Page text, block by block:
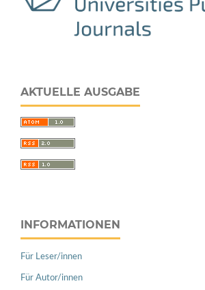
AKTUELLE AUSGABE
INFORMATIONEN
Für Leser/innen
Für Autor/innen